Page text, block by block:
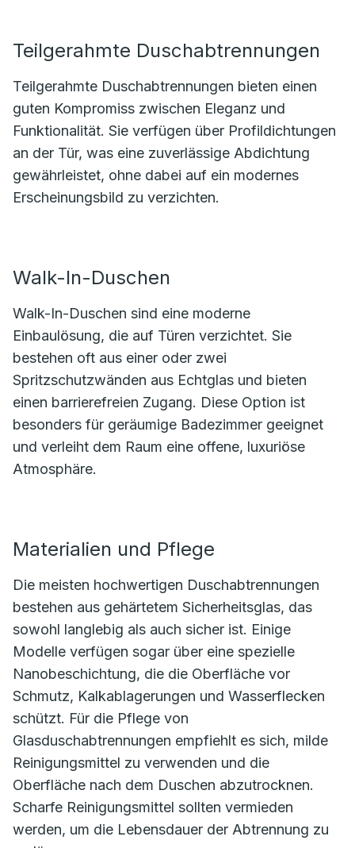
Teilgerahmte Duschabtrennungen
Teilgerahmte Duschabtrennungen bieten einen
guten Kompromiss zwischen Eleganz und
Funktionalität. Sie verfügen über Profildichtungen
an der Tür, was eine zuverlässige Abdichtung
gewährleistet, ohne dabei auf ein modernes
Erscheinungsbild zu verzichten.
Walk-In-Duschen
Walk-In-Duschen sind eine moderne
Einbaulösung, die auf Türen verzichtet. Sie
bestehen oft aus einer oder zwei
Spritzschutzwänden aus Echtglas und bieten
einen barrierefreien Zugang. Diese Option ist
besonders für geräumige Badezimmer geeignet
und verleiht dem Raum eine offene, luxuriöse
Atmosphäre.
Materialien und Pflege
Die meisten hochwertigen Duschabtrennungen
bestehen aus gehärtetem Sicherheitsglas, das
sowohl langlebig als auch sicher ist. Einige
Modelle verfügen sogar über eine spezielle
Nanobeschichtung, die die Oberfläche vor
Schmutz, Kalkablagerungen und Wasserflecken
schützt. Für die Pflege von
Glasduschabtrennungen empfiehlt es sich, milde
Reinigungsmittel zu verwenden und die
Oberfläche nach dem Duschen abzutrocknen.
Scharfe Reinigungsmittel sollten vermieden
werden, um die Lebensdauer der Abtrennung zu